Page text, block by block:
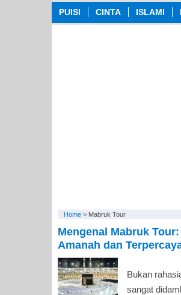
PUISI CINTA ISLAMI
Home > Mabruk Tour
Mengenal Mabruk
Amanah dan
Bukan
sangat